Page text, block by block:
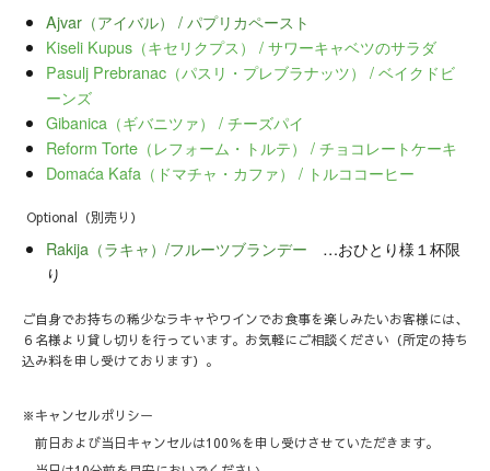
Ajvar（アイバル） / パプリカペースト
Kiseli Kupus（キセリクプス） / サワーキャベツのサラダ
Pasulj Prebranac（パスリ・プレブラナッツ） / ベイクドビ
ーンズ
Gibanica（ギバニツァ） / チーズパイ
Reform Torte（レフォーム・トルテ） / チョコレートケーキ
Domaća Kafa（ドマチャ・カファ） / トルココーヒー
Optional（別売り）
Rakija（ラキャ）/フルーツブランデー …おひとり様１杯限
り
ご自身でお持ちの稀少なラキャやワインでお食事を楽しみたいお客様には、
６名様より貸し切りを行っています。お気軽にご相談ください（所定の持ち
込み料を申し受けております）。
※キャンセルポリシー
前日および当日キャンセルは100％を申し受けさせていただきます。